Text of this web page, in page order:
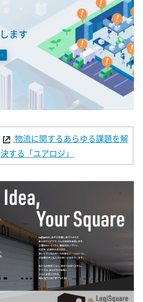
物流に関するあらゆる課題を解
決する「ユアロジ」